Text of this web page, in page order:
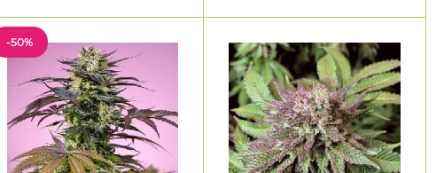
-50%